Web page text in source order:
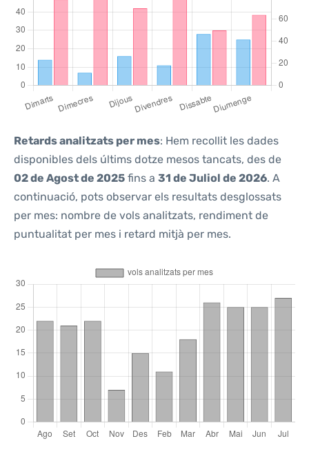
Retards analitzats per mes: Hem recollit les dades
disponibles dels últims dotze mesos tancats, des de
02 de Agost de 2025 fins a 31 de Juliol de 2026. A
continuació, pots observar els resultats desglossats
per mes: nombre de vols analitzats, rendiment de
puntualitat per mes i retard mitjà per mes.